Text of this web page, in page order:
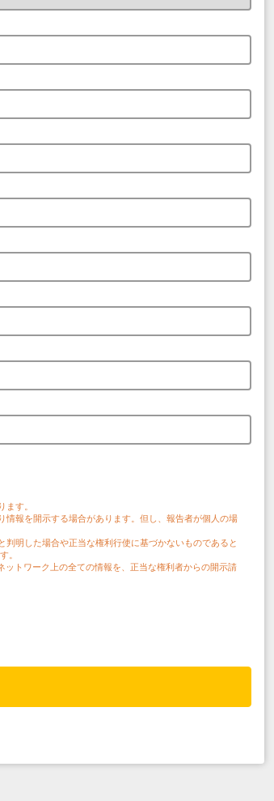
す。
報を開示する場合があります。但し、報告者が個人の場
明した場合や正当な権利行使に基づかないものであると
。
トワーク上の全ての情報を、正当な権利者からの開示請